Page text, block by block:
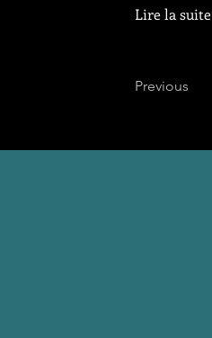
Lire la suite
Previous